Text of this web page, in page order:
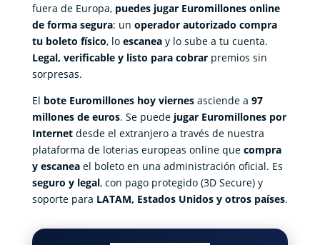
fuera de Europa, puedes jugar Euromillones online
de forma segura: un operador autorizado compra
tu boleto físico, lo escaneay lo sube a tu cuenta.
Legal, verificable y listo para cobrarpremios sin
sorpresas.
El bote Euromillones hoy viernesasciende a 97
millones de euros. Se puede jugar Euromillones por
Internetdesde el extranjero a través de nuestra
plataforma de loterias europeas online que compra
y escaneael boleto en una administración oficial. Es
seguro y legal, con pago protegido (3D Secure) y
soporte para LATAM, Estados Unidos y otros países.